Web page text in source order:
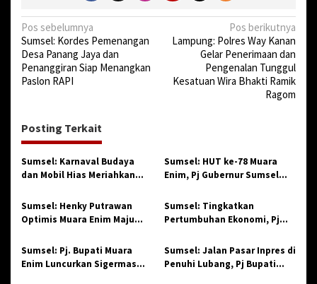
o
i
d
N
a
v
i
a
s
i
o
s
Pos sebelumnya
Sumsel: Kordes Pemenangan
Desa Panang Jaya dan
Penanggiran Siap Menangkan
Paslon RAPI
Pos berikutnya
Lampung: Polres Way Kanan
Gelar Penerimaan dan
Pengenalan Tunggul
Kesatuan Wira Bhakti Ramik
Ragom
Posting Terkait
Sumsel: Karnaval Budaya
dan Mobil Hias Meriahkan
Ke-78
Sumsel: HUT ke-78 Muara
Enim, Pj Gubernur Sumsel
Sumsel: Henky Putrawan
Optimis Muara Enim Maju
78
Sumsel: Tingkatkan
Pertumbuhan Ekonomi, Pj
Gebyar UMKM dan Koperasi
Sumsel: Pj. Bupati Muara
Enim Luncurkan Sigermas
Sumsel: Jalan Pasar Inpres di
Penuhi Lubang, Pj Bupati